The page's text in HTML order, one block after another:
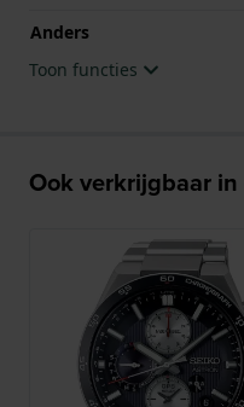
Anders
Toon functies
Ook verkrijgbaar